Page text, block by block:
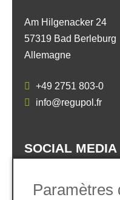
Am Hilgenacker 24
57319 Bad Berleburg
Allemagne
+49 2751 803-0
info@regupol.fr
SOCIAL MEDIA
Paramètres